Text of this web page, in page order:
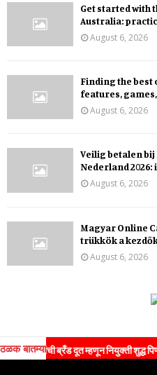
Get started with
Australia:
August 6, 2026
Finding the best
features,
August 6, 2026
Veilig betalen bij
Nederland 2026:
August 6, 2026
Magyar Online
trükkök a
August 6, 2026
ठळक बातम्या
ब्रँड दूत म्हणून नियुक्ती शुद्ध पिण्याच्या